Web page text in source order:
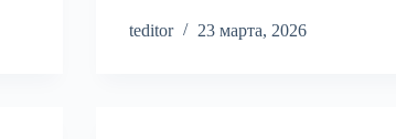
teditor 23 марта, 2026